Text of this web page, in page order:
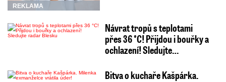
REKLAMA
Návrat tropů s teplotami
přes 36 °C! Přijdou i bouřky a
ochlazení! Sledujte…
Bitva o kuchaře Kašpárka.